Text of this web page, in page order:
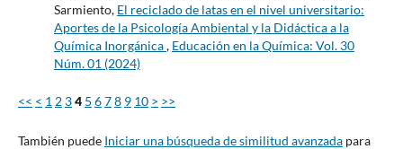
Sarmiento, El reciclado de latas en el nivel universitario:
Aportes de la Psicología Ambiental y la Didáctica a la
Química Inorgánica, Educación en la Química: Vol. 30
Núm. 01 (2024)
<< < 1 2 34 5 678 9 10 > >>
También puede Iniciar una búsqueda de similitud avanzadapara